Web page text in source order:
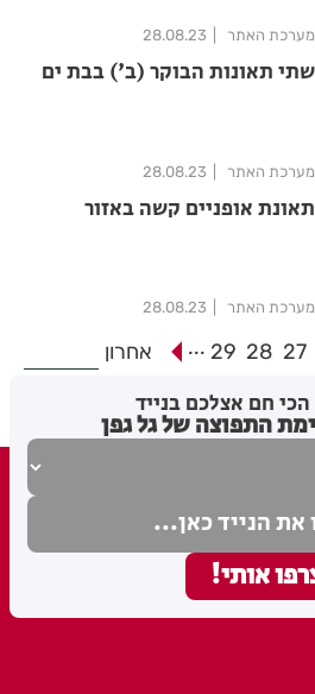
מערכת האתר 28.08.23
שתי תאונות הבוקר (ב') בבת ים
מערכת האתר 28.08.23
תאונת אופניים קשה באזור
מערכת האתר 28.08.23
27
28
29
... אחרון
חם אצלכם בנייד
התפוצה של גל גפן